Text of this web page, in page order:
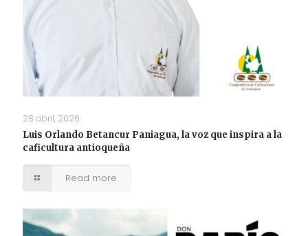
28 abril, 2026
Luis Orlando Betancur Paniagua, la voz que inspira a la
caficultura antioqueña
Read more